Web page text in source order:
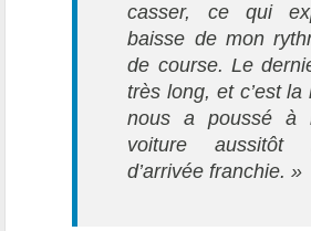
casser, ce qui
baisse de mon
de course. Le
très long, et c’est la
nous a poussé à
voiture aussitôt
d’arrivée franchie. »